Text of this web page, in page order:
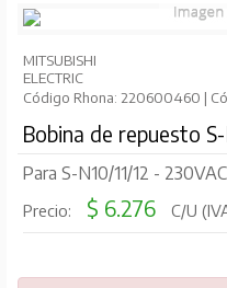
MITSUBISHI
ELECTRIC
Código Rhona: 220600460 |
Bobina de repuesto
Para S-N10/11/12 - 230VAC
Precio: $ 6.276 C/U